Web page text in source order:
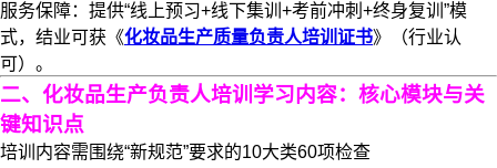
​​服务保障​​：提供“线上预习+线下集训+考前冲刺+终身复训”模
式，结业可获《化妆品生产质量负责人培训证书》（行业认
可）。
二、化妆品生产负责人培训学习内容：核心模块与关
键知识点
培训内容需围绕“新规范”要求的10大类60项检查